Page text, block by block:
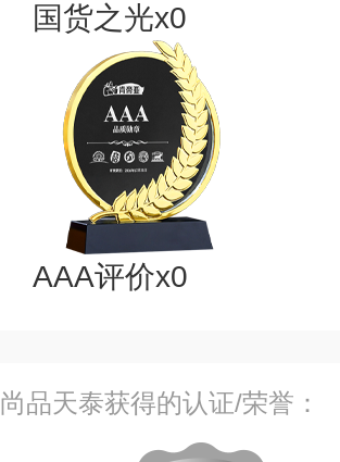
国货之光x0
AAA评价x0
尚品天泰获得的认证/荣誉：